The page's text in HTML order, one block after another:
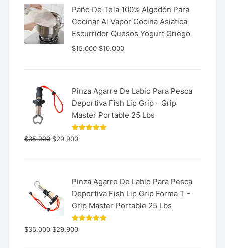
Paño De Tela 100% Algodón Para
Cocinar Al Vapor Cocina Asiatica
Escurridor Quesos Yogurt Griego
$15.000 $10.000
Pinza Agarre De Labio Para Pesca
Deportiva Fish Lip Grip - Grip
Master Portable 25 Lbs
Valorado
con
$35.000 $29.900
Pinza Agarre De Labio Para Pesca
Deportiva Fish Lip Grip Forma T -
Grip Master Portable 25 Lbs
Valorado
con
$35.000 $29.900